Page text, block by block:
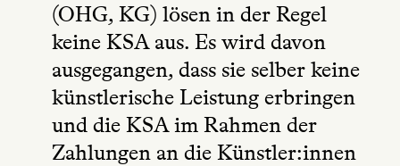
(OHG, KG) lösen in der Regel
keine KSA aus. Es wird davon
ausgegangen, dass sie selber keine
künstlerische Leistung erbringen
und die KSA im Rahmen der
Zahlungen an die Künstler:innen